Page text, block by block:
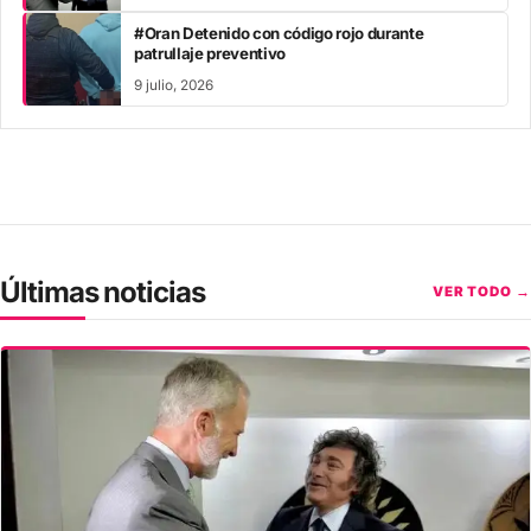
#Oran Detenido con código rojo durante
patrullaje preventivo
9 julio, 2026
Últimas noticias VER TODO →